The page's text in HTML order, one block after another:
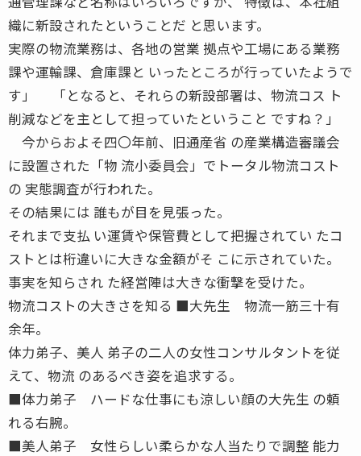
織に新設されたということだ と思います。
実際の物流業務は、各地の営業 拠点や工場にある業務
課や運輸課、倉庫課と いったところが行っていたようで
す」 「となると、それらの新設部署は、物流コス ト
削減などを主として担っていたということ ですね？」
今からおよそ四〇年前、旧通産省 の産業構造審議会
に設置された「物 流小委員会」でトータル物流コスト
の 実態調査が行われた。
その結果には 誰もが目を見張った。
それまで支払 い運賃や保管費として把握されてい たコ
ストとは桁違いに大きな金額がそ こに示されていた。
事実を知らされ た経営陣は大きな衝撃を受けた。
物流コストの大きさを知る ■大先生 物流一筋三十有
余年。
体力弟子、美人 弟子の二人の女性コンサルタントを従
えて、物流 のあるべき姿を追求する。
■体力弟子 ハードな仕事にも涼しい顔の大先生 の頼
れる右腕。
■美人弟子 女性らしい柔らかな人当たりで調整 能力